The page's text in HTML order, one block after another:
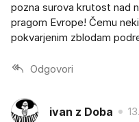
pozna surova krutost nad
pragom Evrope! Čemu
pokvarjenim zblodam
Odgovori
ivan z Doba